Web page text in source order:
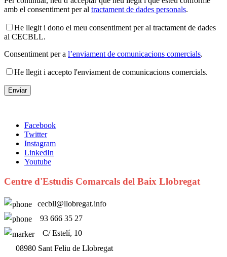
amb el consentiment per al tractament de dades personals.
He llegit i dono el meu consentiment per al tractament de dades
al CECBLL.
Consentiment per a l’enviament de comunicacions comercials.
He llegit i accepto l'enviament de comunicacions comercials.
Facebook
Twitter
Instagram
LinkedIn
Youtube
Centre d'Estudis Comarcals del Baix Llobregat
cecbll@llobregat.info
93 666 35 27
C/ Estelí, 10
08980 Sant Feliu de Llobregat